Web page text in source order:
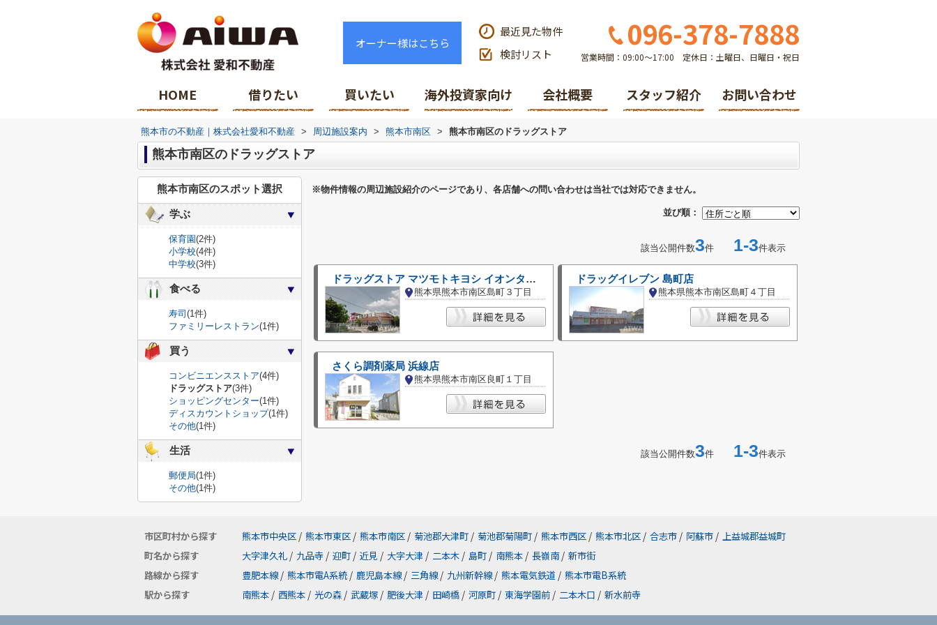
オーナー様はこちら
最近見た物件
検討リスト
096-378-7888
営業時間：09:00～17:00 定休日：土曜日、日曜日・祝日
HOME 借りたい 買いたい 海外投資家向け 会社概要 スタッフ紹介 お問い合わせ
熊本市の不動産｜株式会社愛和不動産 > 周辺施設案内 > 熊本市南区 > 熊本市南区のドラッグストア
熊本市南区のドラッグストア
※物件情報の周辺施設紹介のページであり、各店舗への問い合わせは当社では対応できません。
並び順：
該当公開件数3件 1-3件表示
ドラッグストア マツモトキヨシ イオンタウン西熊本店
熊本県熊本市南区島町３丁目
ドラッグイレブン 島町店
熊本県熊本市南区島町４丁目
さくら調剤薬局 浜線店
熊本県熊本市南区良町１丁目
該当公開件数3件 1-3件表示
熊本市南区のスポット選択
学ぶ
保育園(2件)
小学校(4件)
中学校(3件)
食べる
寿司 (1件)
ファミリーレストラン(1件)
買う
コンビニエンスストア(4件)
ドラッグストア(3件)
ショッピングセンター(1件)
ディスカウントショップ(1件)
その他(1件)
生活
郵便局(1件)
その他(1件)
市区町村から探す 熊本市中央区 / 熊本市東区 / 熊本市南区 / 菊池郡大津町 / 菊池郡菊陽町 / 熊本市西区 / 熊本市北区 / 合志市 / 阿蘇市 / 上益城郡益城町
町名から探す
大字津久礼 / 九品寺 / 迎町 / 近見 / 大字大津 / 二本木 / 島町 / 南熊本 / 長嶺南 / 新市街
路線から探す
豊肥本線 / 熊本市電A系統 / 鹿児島本線 / 三角線 / 九州新幹線 / 熊本電気鉄道 / 熊本市電B系統
駅から探す
南熊本 / 西熊本 / 光の森 / 武蔵塚 / 肥後大津 / 田崎橋 / 河原町 / 東海学園前 / 二本木口 / 新水前寺